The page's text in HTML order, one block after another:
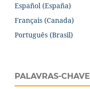
Español (España)
Français (Canada)
Português (Brasil)
PALAVRAS-CHAVE